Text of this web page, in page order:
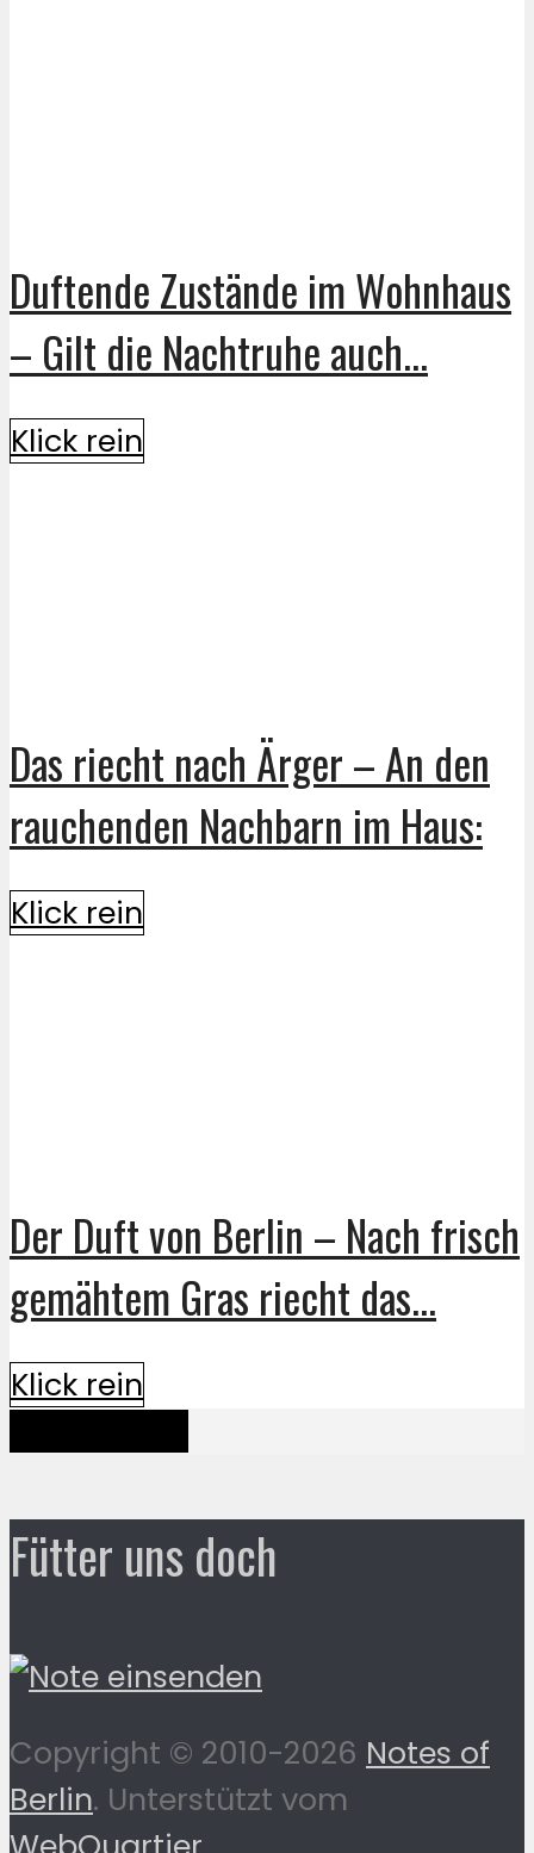
Duftende Zustände im Wohnhaus
– Gilt die Nachtruhe auch...
Klick rein
Das riecht nach Ärger – An den
rauchenden Nachbarn im Haus:
Klick rein
Der Duft von Berlin – Nach frisch
gemähtem Gras riecht das...
Klick rein
Fütter uns doch
Copyright © 2010-2026 Notes of
Berlin. Unterstützt vom